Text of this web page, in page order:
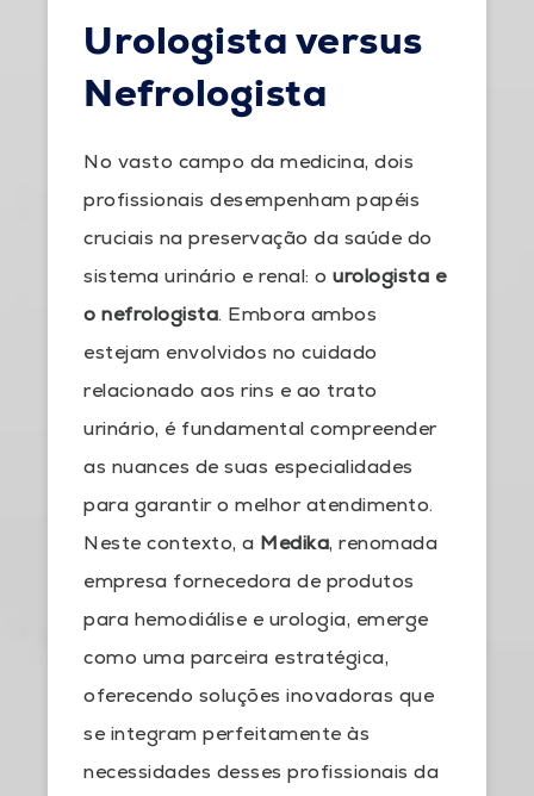
Urologista versus
Nefrologista
No vasto campo da medicina, dois
profissionais desempenham papéis
cruciais na preservação da saúde do
sistema urinário e renal: o urologista e
o nefrologista. Embora ambos
estejam envolvidos no cuidado
relacionado aos rins e ao trato
urinário, é fundamental compreender
as nuances de suas especialidades
para garantir o melhor atendimento.
Neste contexto, a Medika, renomada
empresa fornecedora de produtos
para hemodiálise e urologia, emerge
como uma parceira estratégica,
oferecendo soluções inovadoras que
se integram perfeitamente às
necessidades desses profissionais da